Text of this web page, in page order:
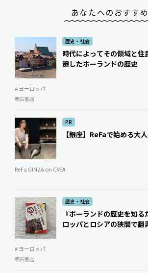
あなたへのおすすめ
歴史・社会
時代によってその領域と住
遷したポーランドの歴史
# ヨーロッパ
明石書店
PR
【銀座】ReFaで始める大
ReFa GINZA on CREA
歴史・社会
『ポーランドの歴史を知る
ロッパとロシアの狭間で翻
# ヨーロッパ
明石書店